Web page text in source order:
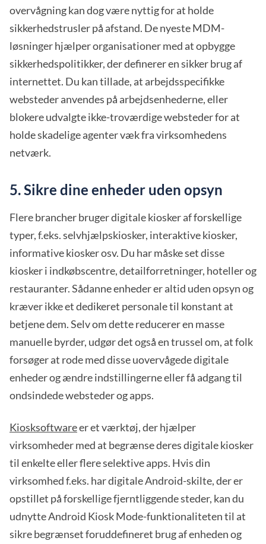
overvågning kan dog være nyttig for at holde
sikkerhedstrusler på afstand. De nyeste MDM-
løsninger hjælper organisationer med at opbygge
sikkerhedspolitikker, der definerer en sikker brug af
internettet. Du kan tillade, at arbejdsspecifikke
websteder anvendes på arbejdsenhederne, eller
blokere udvalgte ikke-troværdige websteder for at
holde skadelige agenter væk fra virksomhedens
netværk.
5. Sikre dine enheder uden opsyn
Flere brancher bruger digitale kiosker af forskellige
typer, f.eks. selvhjælpskiosker, interaktive kiosker,
informative kiosker osv. Du har måske set disse
kiosker i indkøbscentre, detailforretninger, hoteller og
restauranter. Sådanne enheder er altid uden opsyn og
kræver ikke et dedikeret personale til konstant at
betjene dem. Selv om dette reducerer en masse
manuelle byrder, udgør det også en trussel om, at folk
forsøger at rode med disse uovervågede digitale
enheder og ændre indstillingerne eller få adgang til
ondsindede websteder og apps.
Kiosksoftwareer et værktøj, der hjælper
virksomheder med at begrænse deres digitale kiosker
til enkelte eller flere selektive apps. Hvis din
virksomhed f.eks. har digitale Android-skilte, der er
opstillet på forskellige fjerntliggende steder, kan du
udnytte Android Kiosk Mode-funktionaliteten til at
sikre begrænset foruddefineret brug af enheden og